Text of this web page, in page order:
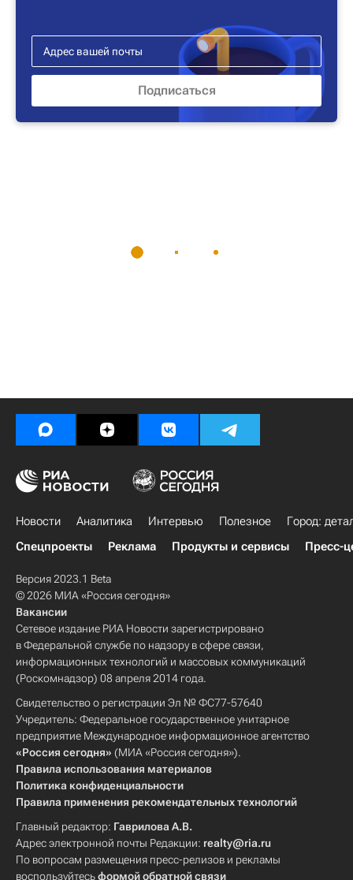
Новости Аналитика Интервью Полезное
Город:
Спецпроекты
Реклама Продукты и сервисы Пресс-
Версия 2023.1 Beta
© 2026 МИА «Россия сегодня»
Вакансии
Сетевое издание РИА Новости зарегистрировано
в Федеральной службе по надзору в сфере связи,
информационных технологий и массовых коммуникаций
(Роскомнадзор) 08 апреля 2014 года.
Свидетельство о регистрации Эл № ФС77-57640
Учредитель: Федеральное государственное унитарное
предприятие Международное информационное агентство
«Россия сегодня» (МИА «Россия сегодня»).
Правила использования материалов
Политика конфиденциальности
Правила применения рекомендательных технологий
Главный редактор: Гаврилова А.В.
Адрес электронной почты Редакции: realty@ria.ru
По вопросам размещения пресс-релизов и рекламы
воспользуйтесьформой обратной связи